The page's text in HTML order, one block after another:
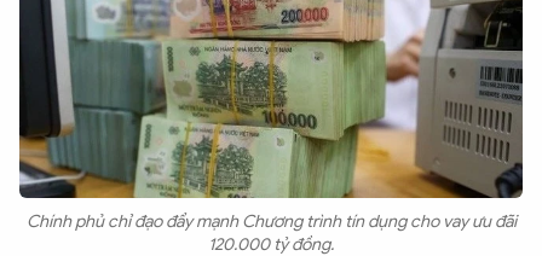
Chính phủ chỉ đạo đẩy mạnh Chương trình tín dụng cho vay ưu đãi
120.000 tỷ đồng.